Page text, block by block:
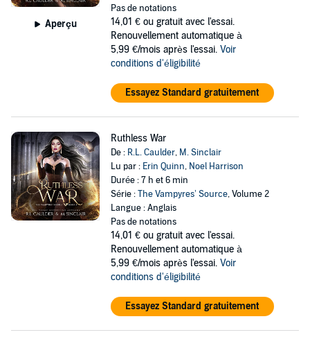
Aperçu
Pas de notations
14,01 € ou gratuit avec l'essai.
Renouvellement automatique à
5,99 €/mois après l'essai. Voir
conditions d'éligibilité
Essayez Standard gratuitement
Ruthless War
De : R.L. Caulder, M. Sinclair
Lu par : Erin Quinn, Noel Harrison
Durée : 7 h et 6 min
Série :The Vampyres’ Source, Volume 2
Langue : Anglais
Pas de notations
14,01 € ou gratuit avec l'essai.
Renouvellement automatique à
5,99 €/mois après l'essai. Voir
conditions d'éligibilité
Essayez Standard gratuitement